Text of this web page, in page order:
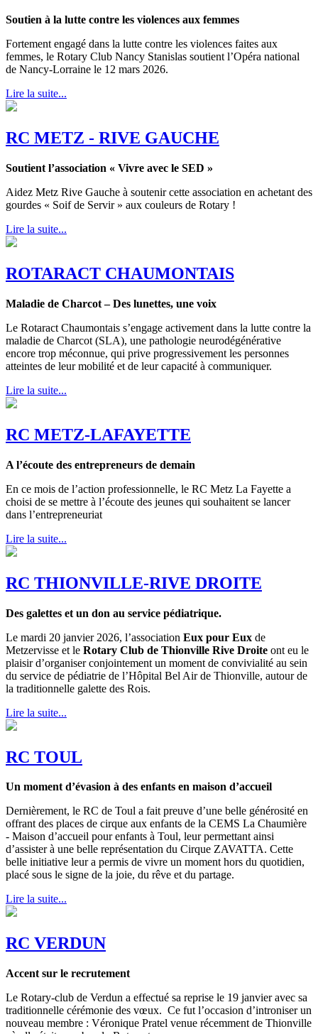
Soutien à la lutte contre les violences aux femmes
Fortement engagé dans la lutte contre les violences faites aux
femmes, le Rotary Club Nancy Stanislas soutient l’Opéra national
de Nancy-Lorraine le 12 mars 2026.
Lire la suite...
RC METZ - RIVE GAUCHE
Soutient l’association « Vivre avec le SED »
Aidez Metz Rive Gauche à soutenir cette association en achetant des
gourdes « Soif de Servir » aux couleurs de Rotary !
Lire la suite...
ROTARACT CHAUMONTAIS
Maladie de Charcot – Des lunettes, une voix
Le Rotaract Chaumontais s’engage activement dans la lutte contre la
maladie de Charcot (SLA), une pathologie neurodégénérative
encore trop méconnue, qui prive progressivement les personnes
atteintes de leur mobilité et de leur capacité à communiquer.
Lire la suite...
RC METZ-LAFAYETTE
A l’écoute des entrepreneurs de demain
En ce mois de l’action professionnelle, le RC Metz La Fayette a
choisi de se mettre à l’écoute des jeunes qui souhaitent se lancer
dans l’entrepreneuriat
Lire la suite...
RC THIONVILLE-RIVE DROITE
Des galettes et un don au service pédiatrique.
Le mardi 20 janvier 2026, l’association Eux pour Eux de
Metzervisse et le Rotary Club de Thionville Rive Droite ont eu le
plaisir d’organiser conjointement un moment de convivialité au sein
du service de pédiatrie de l’Hôpital Bel Air de Thionville, autour de
la traditionnelle galette des Rois.
Lire la suite...
RC TOUL
Un moment d’évasion à des enfants en maison d’accueil
Dernièrement, le RC de Toul a fait preuve d’une belle générosité en
offrant des places de cirque aux enfants de la CEMS La Chaumière
- Maison d’accueil pour enfants à Toul, leur permettant ainsi
d’assister à une belle représentation du Cirque ZAVATTA. Cette
belle initiative leur a permis de vivre un moment hors du quotidien,
placé sous le signe de la joie, du rêve et du partage.
Lire la suite...
RC VERDUN
Accent sur le recrutement
Le Rotary-club de Verdun a effectué sa reprise le 19 janvier avec sa
traditionnelle cérémonie des vœux. Ce fut l’occasion d’introniser un
nouveau membre : Véronique Pratel venue récemment de Thionville